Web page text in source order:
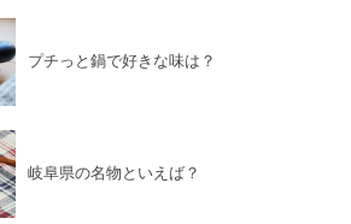
プチっと鍋で好きな味は？
岐阜県の名物といえば？